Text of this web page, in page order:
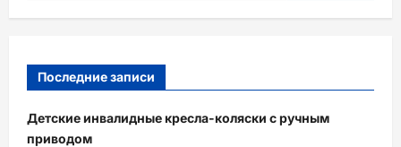
Последние записи
Детские инвалидные кресла-коляски с ручным
приводом